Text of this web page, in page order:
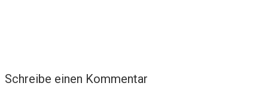
Schreibe einen Kommentar